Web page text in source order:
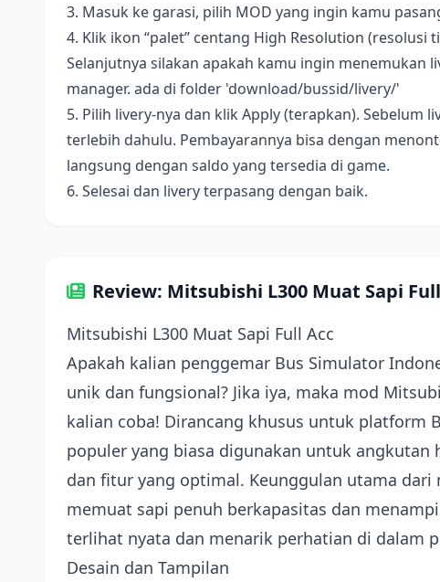
3. Masuk ke garasi, pilih MOD yang ingin kamu
4. Klik ikon “palet” centang High Resolution (resolusi
Selanjutnya silakan apakah kamu ingin menemukan
manager. ada di folder 'download/bussid/livery/'
5. Pilih livery-nya dan klik Apply (terapkan). Sebelum
terlebih dahulu. Pembayarannya bisa dengan
langsung dengan saldo yang tersedia di game.
6. Selesai dan livery terpasang dengan baik.
Review: Mitsubishi L300 Muat Sapi
Mitsubishi L300 Muat Sapi Full Acc
Apakah kalian penggemar Bus Simulator
unik dan fungsional? Jika iya, maka mod
kalian coba! Dirancang khusus untuk platform
populer yang biasa digunakan untuk
dan fitur yang optimal. Keunggulan utama
memuat sapi penuh berkapasitas dan
terlihat nyata dan menarik perhatian di dalam
Desain dan Tampilan